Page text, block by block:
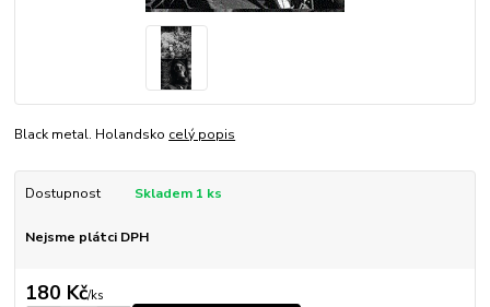
Black metal. Holandsko celý popis
Dostupnost Skladem 1 ks
Nejsme plátci DPH
180 Kč/ks